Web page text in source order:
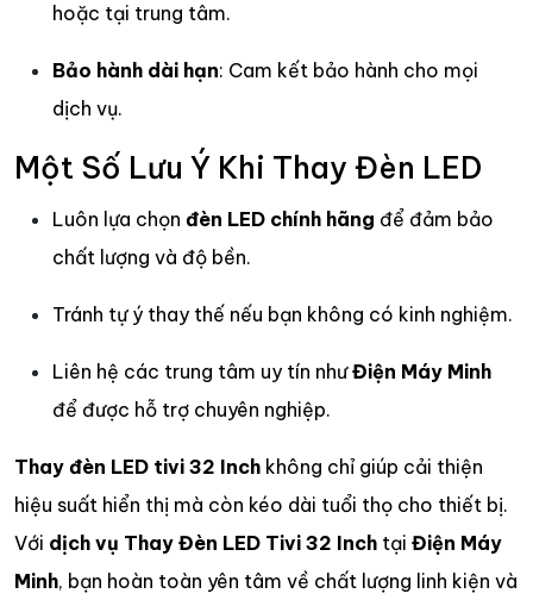
hoặc tại trung tâm.
Bảo hành dài hạn: Cam kết bảo hành cho mọi
dịch vụ.
Một Số Lưu Ý Khi Thay Đèn LED
Luôn lựa chọn đèn LED chính hãng để đảm bảo
chất lượng và độ bền.
Tránh tự ý thay thế nếu bạn không có kinh nghiệm.
Liên hệ các trung tâm uy tín nhưĐiện Máy Minh
để được hỗ trợ chuyên nghiệp.
Thay đèn LED tivi 32 Inch không chỉ giúp cải thiện
hiệu suất hiển thị mà còn kéo dài tuổi thọ cho thiết bị.
Với dịch vụ Thay Đèn LED Tivi 32 Inch tại Điện Máy
Minh, bạn hoàn toàn yên tâm về chất lượng linh kiện và